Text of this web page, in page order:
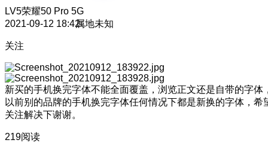
LV5荣耀50 Pro 5G
2021-09-12 18:42属地未知
关注
新买的手机换完字体不能全面覆盖，浏览正文还是自带的字体
以前别的品牌的手机换完字体任何情况下都是新换的字体，希
关注解决下谢谢。
219阅读